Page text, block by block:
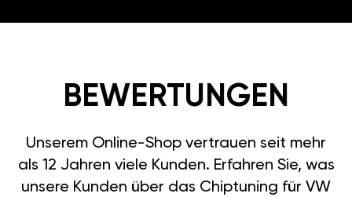
BEWERTUNGEN
Unserem Online-Shop vertrauen seit mehr
als 12 Jahren viele Kunden. Erfahren Sie, was
unsere Kunden über das Chiptuning für VW